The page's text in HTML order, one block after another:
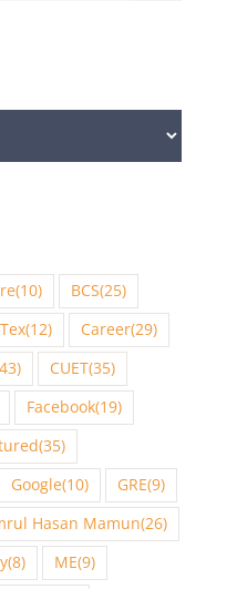
(10) BCS(25)
(12) Career(29)
CUET(35)
Facebook(19)
(35)
Google(10) GRE(9)
Hasan Mamun(26)
(8) ME(9)